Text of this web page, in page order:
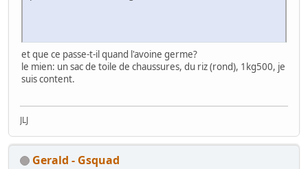
et que ce passe-t-il quand l'avoine germe?
le mien: un sac de toile de chaussures, du riz (rond), 1kg500, je
suis content.
JLJ
Gerald - Gsquad